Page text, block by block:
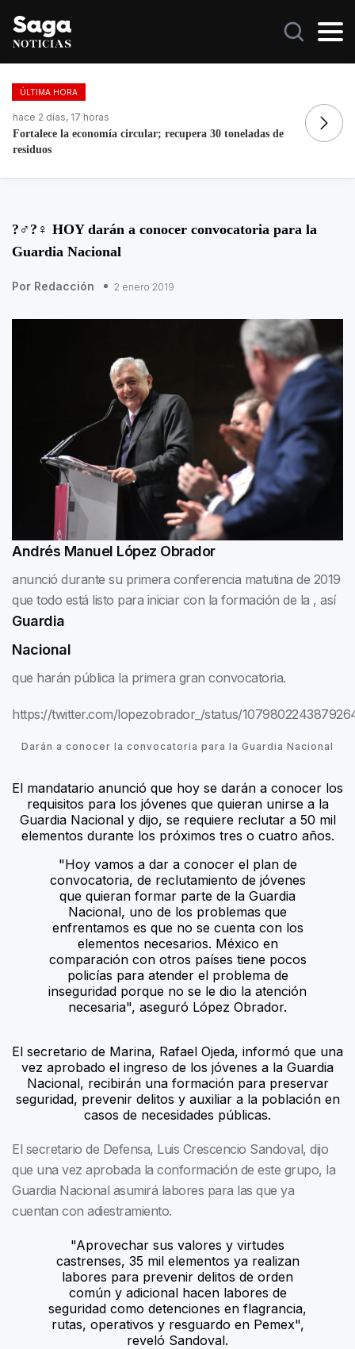
ÚLTIMA HORA
hace 15 horas
Grace Palomares se disculpa por comentario contra adultos
mayores
?‍♂?‍♀ HOY darán a conocer convocatoria para la
Guardia Nacional
Por Redacción 2 enero 2019
Andrés Manuel López Obrador
anunció durante su primera conferencia matutina de 2019
que todo está listo para iniciar con la formación de la
Guardia
Nacional
, así
que harán pública la primera gran convocatoria.
https://twitter.com/lopezobrador_/status/
Darán a conocer la convocatoria para la Guardia Nacional
El mandatario anunció que hoy se darán a conocer los
requisitos para los jóvenes que quieran unirse a la
Guardia Nacional y dijo, se requiere reclutar a 50 mil
elementos durante los próximos tres o cuatro años.
"Hoy vamos a dar a conocer el plan de
convocatoria, de reclutamiento de jóvenes
que quieran formar parte de la Guardia
Nacional, uno de los problemas que
enfrentamos es que no se cuenta con los
elementos necesarios. México en
comparación con otros países tiene pocos
policías para atender el problema de
inseguridad porque no se le dio la atención
necesaria", aseguró López Obrador.
El secretario de Marina, Rafael Ojeda, informó que una
vez aprobado el ingreso de los jóvenes a la Guardia
Nacional, recibirán una formación para preservar
seguridad, prevenir delitos y auxiliar a la población en
casos de necesidades públicas.
El secretario de Defensa, Luis Crescencio Sandoval, dijo
que una vez aprobada la conformación de este grupo, la
Guardia Nacional asumirá labores para las que ya
cuentan con adiestramiento.
"Aprovechar sus valores y virtudes
castrenses, 35 mil elementos ya realizan
labores para prevenir delitos de orden
común y adicional hacen labores de
seguridad como detenciones en flagrancia,
rutas, operativos y resguardo en Pemex",
reveló Sandoval.